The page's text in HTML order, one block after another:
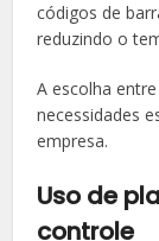
códigos de
reduzindo o
A escolha
necessidades
empresa.
Uso de
controle